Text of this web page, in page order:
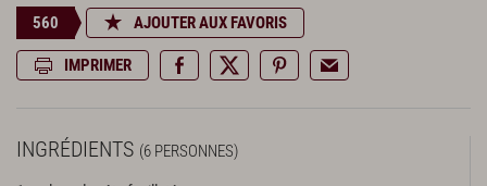
560 AJOUTER AUX FAVORIS
IMPRIMER
INGRÉDIENTS (6 PERSONNES)